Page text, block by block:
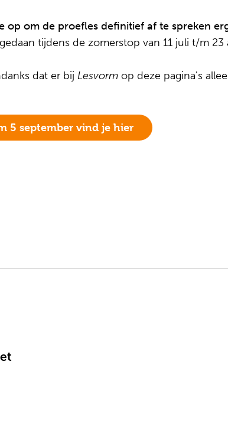
om de proefles definitief af te spreken
tijdens de zomerstop van 11 juli t/m 23
dat er bij Lesvorm op deze pagina's
5 september vind je hier